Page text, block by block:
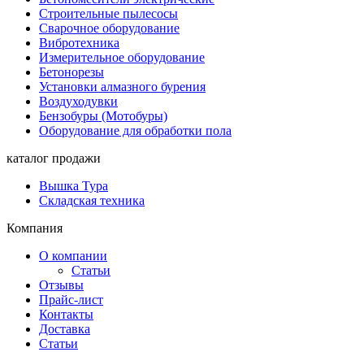
Строительные пылесосы
Сварочное оборудование
Вибротехника
Измерительное оборудование
Бетонорезы
Установки алмазного бурения
Воздуходувки
Бензобуры (Мотобуры)
Оборудование для обработки пола
каталог продажи
Вышка Тура
Складская техника
Компания
О компании
Статьи
Отзывы
Прайс-лист
Контакты
Доставка
Статьи